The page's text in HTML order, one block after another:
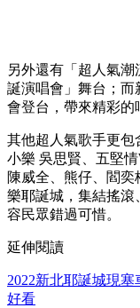
另外還有「超人氣潮
誕演唱會」舞台；
會登台，帶來精彩的
其他超人氣歌手更包
小樂 吳思賢、五堅
陳威全、熊仔、閻
樂耶誕城，集結搖滾
容民眾錯過可惜。
延伸閱讀
2022新北耶誕城現
好看